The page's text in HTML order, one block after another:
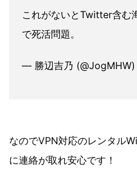
これがないとTwitter含む
で死活問題。
— 勝辺吉乃 (@JogMHW)
なのでVPN対応のレンタル
に連絡が取れ安心です！